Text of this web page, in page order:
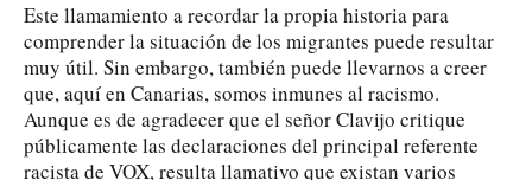
Este llamamiento a recordar la propia historia para
comprender la situación de los migrantes puede resultar
muy útil. Sin embargo, también puede llevarnos a creer
que, aquí en Canarias, somos inmunes al racismo.
Aunque es de agradecer que el señor Clavijo critique
públicamente las declaraciones del principal referente
racista de VOX, resulta llamativo que existan varios